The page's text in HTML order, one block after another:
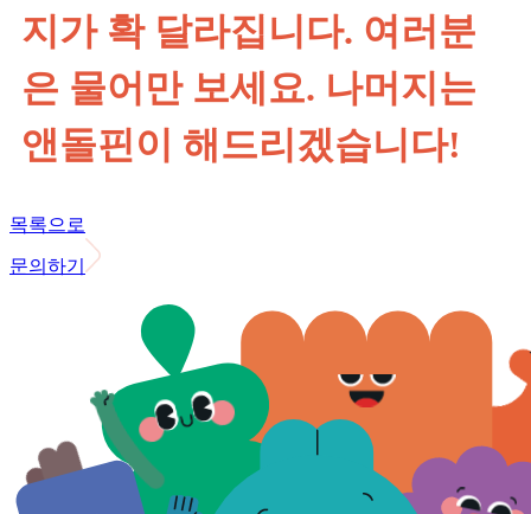
지가 확 달라집니다. 여러분
은 물어만 보세요. 나머지는
앤돌핀이 해드리겠습니다!
목록으로
문의하기